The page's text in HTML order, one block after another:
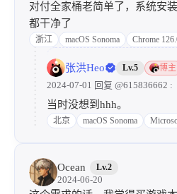
对付全家桶老简单了，系统安
都干净了
浙江 macOS Sonoma Chrome
张洪Heo Lv.5 博主
2024-07-01 回复 @615836662 :
当时没想到hhh。
北京 macOS Sonoma
Ocean Lv.2
2024-06-20